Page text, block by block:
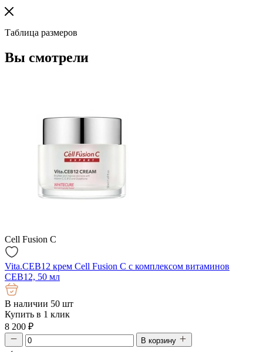
Таблица размеров
Вы смотрели
Cell Fusion C
Vita.CEB12 крем Cell Fusion C с комплексом витаминов
СЕВ12, 50 мл
В наличии 50 шт
Купить в 1 клик
8 200 ₽
В корзину